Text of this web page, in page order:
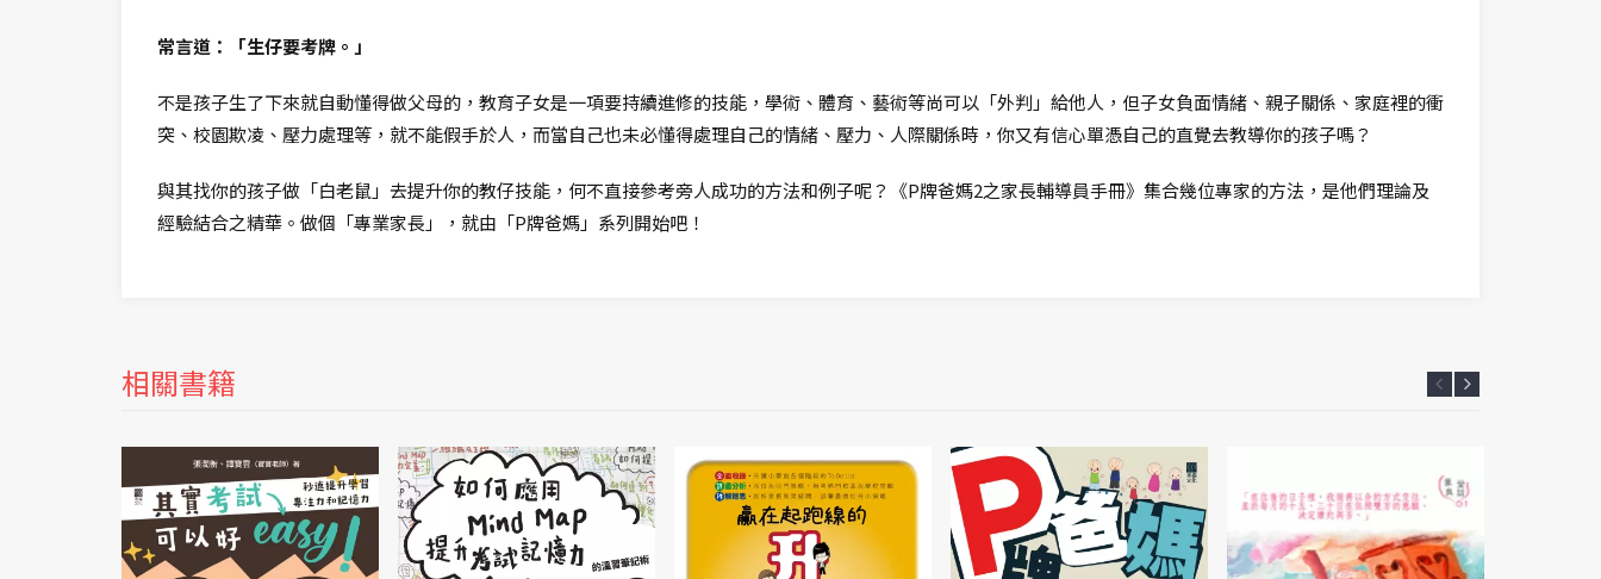
常言道：「生仔要考牌。」
不是孩子生了下來就自動懂得做父母的，教育子女是一項要持續進修的技能，學術、體育、藝術等尚可以「外判」給他人，但子女負面情緒、親子關係、家庭裡的衝
突、校園欺凌、壓力處理等，就不能假手於人，而當自己也未必懂得處理自己的情緒、壓力、人際關係時，你又有信心單憑自己的直覺去教導你的孩子嗎？
與其找你的孩子做「白老鼠」去提升你的教仔技能，何不直接參考旁人成功的方法和例子呢？《P牌爸媽2之家長輔導員手冊》集合幾位專家的方法，是他們理論及
經驗結合之精華。做個「專業家長」，就由「P牌爸媽」系列開始吧！
相關書籍